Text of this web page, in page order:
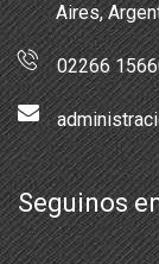
Aires,
02266
Seguinos